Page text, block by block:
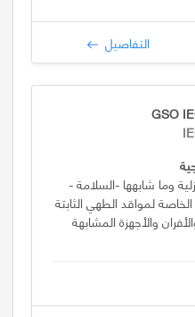
التفاصيل
GSO
وما شابهها -السلامة -
الخاصة لمواقد الطهي الثابتة
والأجهزة المشابهة